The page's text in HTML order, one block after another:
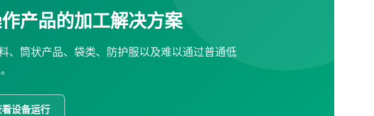
产品的加工解决方案
、筒状产品、袋类、防护服以及难以通过普通低
设备运行